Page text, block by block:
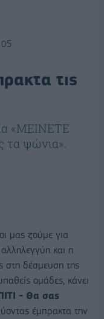
τις
«ΜΕΙΝΕΤΕ
τα ψώνια».
μας ζούμε για
και η
στη δέσμευση της
ομάδες, κάνει
- Θα σας
έμπρακτα την